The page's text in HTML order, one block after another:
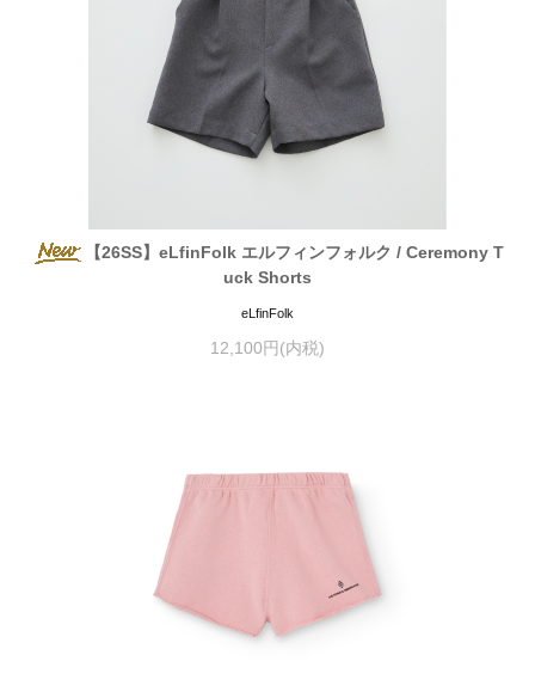
【26SS】eLfinFolk エルフィンフォルク / Ceremony T
uck Shorts
eLfinFolk
12,100円(内税)